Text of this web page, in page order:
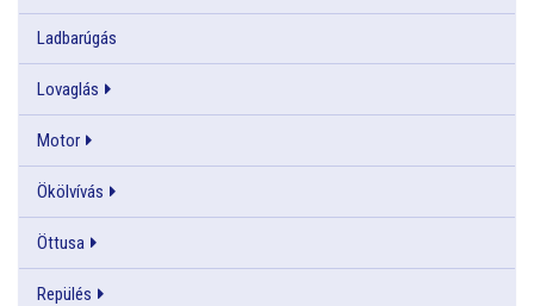
Ladbarúgás
Lovaglás
Motor
Ökölvívás
Öttusa
Repülés